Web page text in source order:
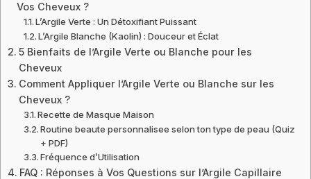
Vos Cheveux ?
L’Argile Verte : Un Détoxifiant Puissant
L’Argile Blanche (Kaolin) : Douceur et Éclat
5 Bienfaits de l’Argile Verte ou Blanche pour les
Cheveux
Comment Appliquer l’Argile Verte ou Blanche sur les
Cheveux ?
Recette de Masque Maison
Routine beaute personnalisee selon ton type de peau (Quiz
+ PDF)
Fréquence d’Utilisation
FAQ : Réponses à Vos Questions sur l’Argile Capillaire